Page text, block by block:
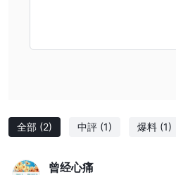
全部 (2) 中評 (1) 爆料 (1)
曾经心痛